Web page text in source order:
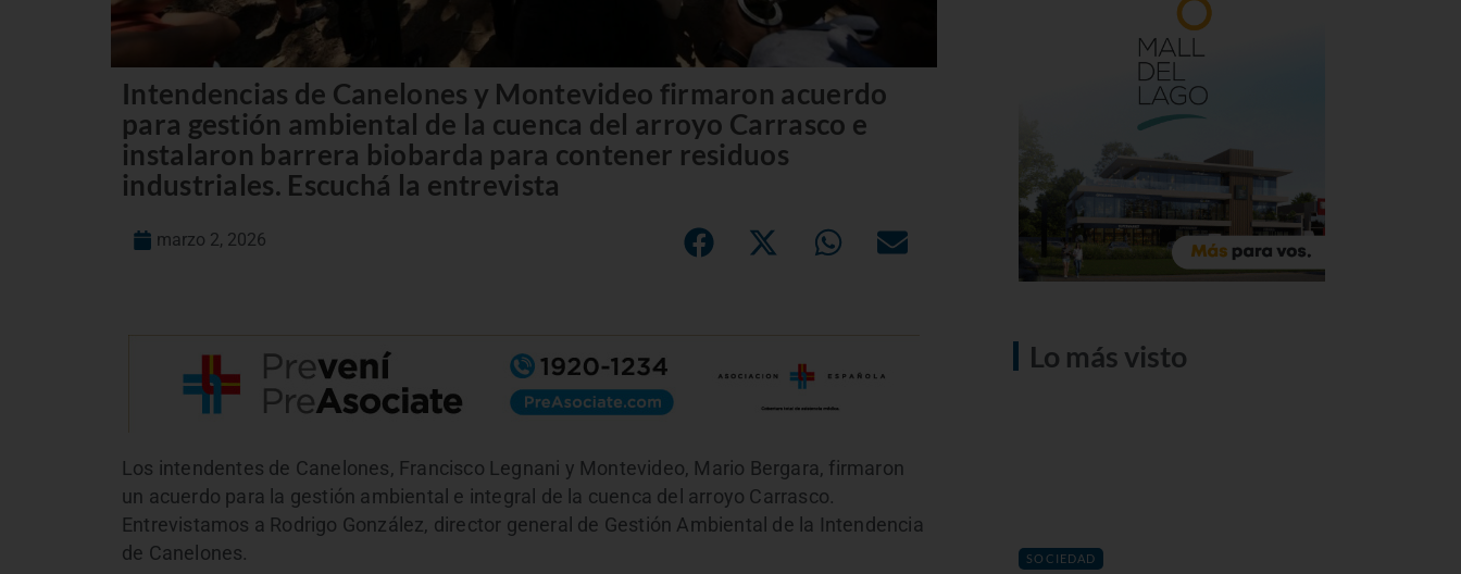
Intendencias de Canelones y Montevideo firmaron acuerdo
para gestión ambiental de la cuenca del arroyo Carrasco e
instalaron barrera biobarda para contener residuos
industriales. Escuchá la entrevista
marzo 2, 2026
Los intendentes de Canelones, Francisco Legnani y Montevideo, Mario Bergara, firmaron
un acuerdo para la gestión ambiental e integral de la cuenca del arroyo Carrasco.
Entrevistamos a Rodrigo González, director general de Gestión Ambiental de la Intendencia
de Canelones.
Lo más visto
SOCIEDAD